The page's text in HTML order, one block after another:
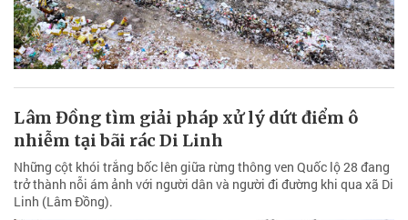
Lâm Đồng tìm giải pháp xử lý dứt điểm ô
nhiễm tại bãi rác Di Linh
Những cột khói trắng bốc lên giữa rừng thông ven Quốc lộ 28 đang
trở thành nỗi ám ảnh với người dân và người đi đường khi qua xã Di
Linh (Lâm Đồng).